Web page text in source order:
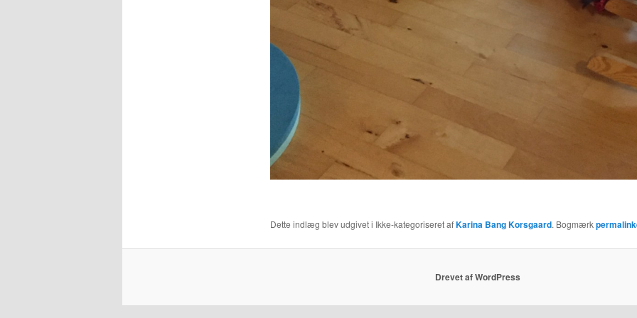
Dette indlæg blev udgivet i Ikke-kategoriseret afKarina Bang Korsgaard. Bogmærk
Drevet af WordPress